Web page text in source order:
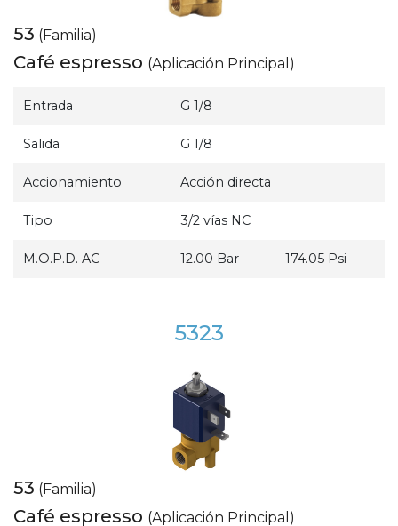
53 (Familia)
Café espresso (Aplicación Principal)
Entrada G 1/8
Salida G 1/8
Accionamiento Acción directa
Tipo 3/2 vías NC
M.O.P.D. AC 12.00 Bar 174.05 Psi
5323
53 (Familia)
Café espresso (Aplicación Principal)